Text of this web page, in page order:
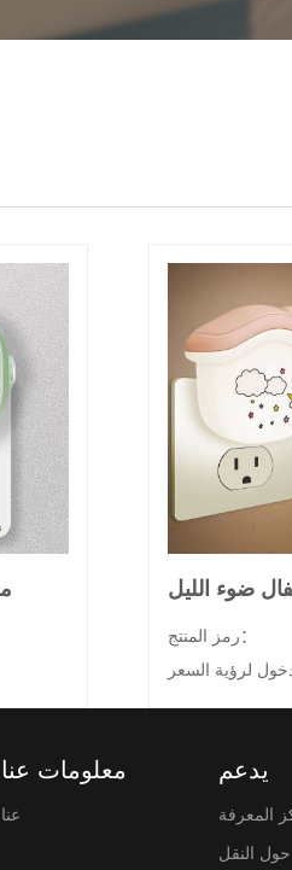
ضوء الليل
رمز المنتج：
لرؤية السعر
معلومات عنا
عنا
يدعم
المعرفة
حول النقل